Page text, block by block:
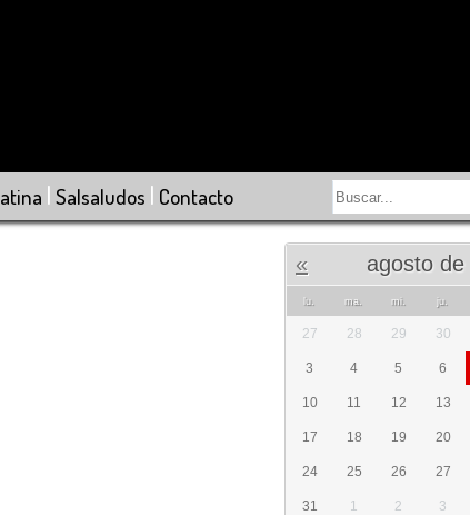
| Salsaludos | Contacto
« agosto de
lu. ma. mi. ju.
27 28 29 30
3 4 5 6
10 11 12 13
17 18 19 20
24 25 26 27
31 1 2 3